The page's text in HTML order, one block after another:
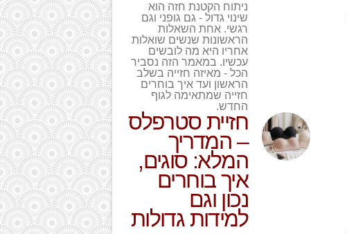
ניתוח הקטנת חזה הוא
שינוי גדול - גם גופני וגם
רגשי. אחת השאלות
הראשונות שנשים שואלות
אחריו היא מה לובשים
עכשיו. במאמר הזה נסביר
הכל - מאיזה חזייה בשלב
הראשון ועד איך בוחרים
חזייה שמתאימה לגוף
החדש.
חזיית סטרפלס
– המדריך
המלא: סוגים,
איך בוחרים
נכון וגם
למידות גדולות